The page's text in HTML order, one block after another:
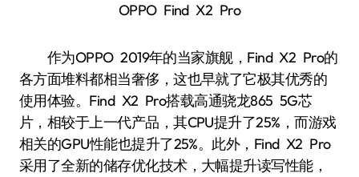
OPPO Find X2 Pro
作为OPPO 2019年的当家旗舰，Find X2 Pro的
各方面堆料都相当奢侈，这也早就了它极其优秀的
使用体验。Find X2 Pro搭载高通骁龙865 5G芯
片，相较于上一代产品，其CPU提升了25%，而游戏
相关的GPU性能也提升了25%。此外，Find X2 Pro
采用了全新的储存优化技术，大幅提升读写性能，